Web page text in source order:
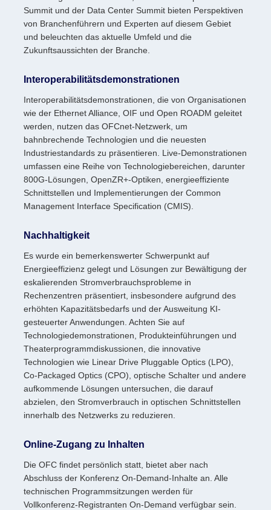
Summit und der Data Center Summit bieten Perspektiven
von Branchenführern und Experten auf diesem Gebiet
und beleuchten das aktuelle Umfeld und die
Zukunftsaussichten der Branche.
Interoperabilitätsdemonstrationen
Interoperabilitätsdemonstrationen, die von Organisationen
wie der Ethernet Alliance, OIF und Open ROADM geleitet
werden, nutzen das OFCnet-Netzwerk, um
bahnbrechende Technologien und die neuesten
Industriestandards zu präsentieren. Live-Demonstrationen
umfassen eine Reihe von Technologiebereichen, darunter
800G-Lösungen, OpenZR+-Optiken, energieeffiziente
Schnittstellen und Implementierungen der Common
Management Interface Specification (CMIS).
Nachhaltigkeit
Es wurde ein bemerkenswerter Schwerpunkt auf
Energieeffizienz gelegt und Lösungen zur Bewältigung der
eskalierenden Stromverbrauchsprobleme in
Rechenzentren präsentiert, insbesondere aufgrund des
erhöhten Kapazitätsbedarfs und der Ausweitung KI-
gesteuerter Anwendungen. Achten Sie auf
Technologiedemonstrationen, Produkteinführungen und
Theaterprogrammdiskussionen, die innovative
Technologien wie Linear Drive Pluggable Optics (LPO),
Co-Packaged Optics (CPO), optische Schalter und andere
aufkommende Lösungen untersuchen, die darauf
abzielen, den Stromverbrauch in optischen Schnittstellen
innerhalb des Netzwerks zu reduzieren.
Online-Zugang zu Inhalten
Die OFC findet persönlich statt, bietet aber nach
Abschluss der Konferenz On-Demand-Inhalte an. Alle
technischen Programmsitzungen werden für
Vollkonferenz-Registranten On-Demand verfügbar sein.